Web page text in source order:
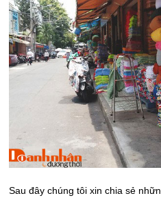
Sau đây chúng tôi xin chia sẻ